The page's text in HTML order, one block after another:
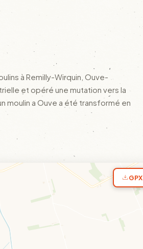
à Remilly-Wirquin, Ouve-
et opéré une mutation vers la
moulin a Ouve a été transformé en
GPX